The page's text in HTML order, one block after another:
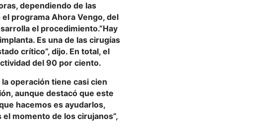
dependiendo de las
programa Ahora Vengo, del
el procedimiento.”Hay
Es una de las cirugías
crítico”, dijo. En total, el
del 90 por ciento.
operación tiene casi cien
aunque destacó que este
hacemos es ayudarlos,
momento de los cirujanos”,